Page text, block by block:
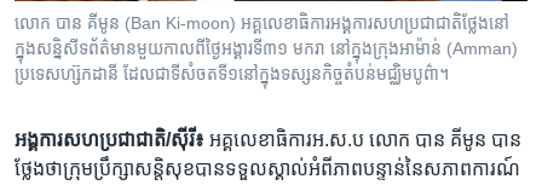
និង​
ចូល​
ទៅ​
ទំព័រ​
ស្វែង​
បណ្តាញ​សង្គម
ភាសា
លោក បាន គីមូន (Ban Ki-moon) អគ្គលេខាធិការ​​អង្គការ​សហប្រជាជាតិ​ថ្លែង​នៅ​
ក្នុង​សន្និសីទ​ព័ត៌មាន​មួយ​​កាល​ពី​ថ្ងៃ​អង្គារ​ទី​៣១​ មករា នៅ​ក្នុង​ក្រុង​អាម៉ាន់ (Amman)
ប្រទេស​ហ្ស៊កដានី ដែល​ជា​ទី​សំចត​ទី​១​​នៅ​ក្នុង​ទស្សនកិច្ច​តំបន់​មជ្ឈិម​បូព៌ា។
អង្គការ​សហប្រជាជាតិ/ស៊ីរី៖ អគ្គលេខាធិការ​អ.ស.ប លោក បាន គីមូន បាន​
ថ្លែង​ថា​ក្រុម​ប្រឹក្សា​សន្ដិសុខ​បាន​ទទួល​ស្គាល់​អំពី​ភាព​បន្ទាន់​នៃ​សភាពការណ៍​